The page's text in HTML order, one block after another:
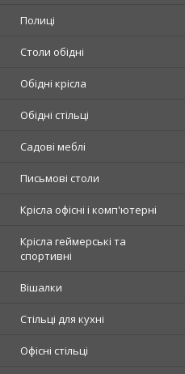
Полиці
Столи обідні
Обідні крісла
Обідні стільці
Садові меблі
Письмові столи
Крісла офісні і комп'ютерні
Крісла геймерські та
спортивні
Вішалки
Стільці для кухні
Офісні стільці